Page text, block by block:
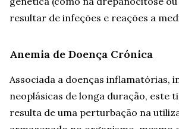
resultar de infeções e reações a
Anemia de Doença Crónica
Associada a doenças inflamatórias,
neoplásicas de longa duração, este
resulta de uma perturbação na